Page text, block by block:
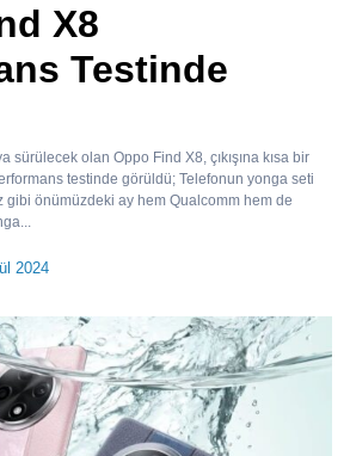
X8
Testinde
sürülecek olan Oppo Find X8, çıkışına kısa bir
testinde görüldü; Telefonun yonga seti
gibi önümüzdeki ay hem Qualcomm hem de
2024